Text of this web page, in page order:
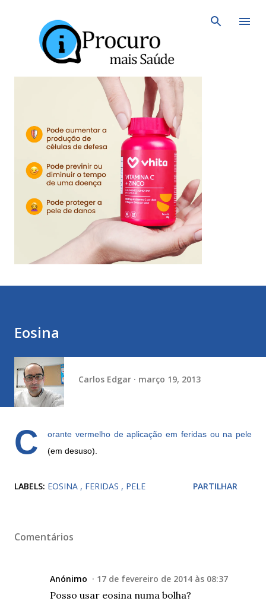
Eosina
Carlos Edgar março 19, 2013
C
orante vermelho de aplicação em feridas ou na pele
(em desuso).
LABELS: EOSINA FERIDAS PELE PARTILHAR
Comentários
Anónimo 17 de fevereiro de 2014 às 08:37
Posso usar eosina numa bolha?